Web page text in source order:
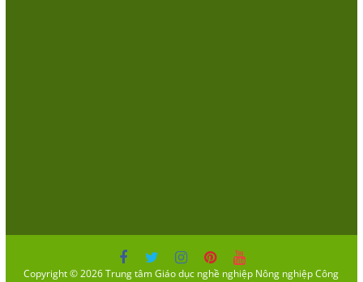
Copyright © 2026Trung tâm Giáo dục nghề nghiệp Nông nghiệp Công